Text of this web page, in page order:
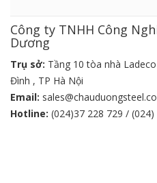
Công ty TNHH Công
Dương
Trụ sở: Tầng 10 tòa nhà
Đình , TP Hà Nội
Email:
Hotline: (024)37 228 729 /